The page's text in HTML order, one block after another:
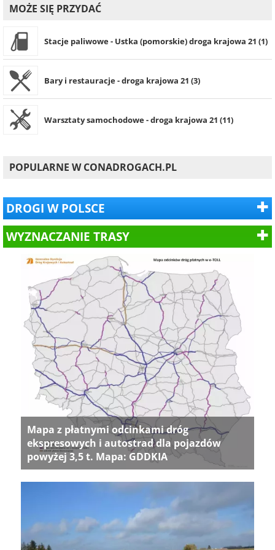
MOŻE SIĘ PRZYDAĆ
Stacje paliwowe - Ustka (pomorskie) droga krajowa 21 (1)
Bary i restauracje - droga krajowa 21 (3)
Warsztaty samochodowe - droga krajowa 21 (11)
POPULARNE W CONADROGACH.PL
DROGI W POLSCE
WYZNACZANIE TRASY
Mapa z płatnymi odcinkami dróg
ekspresowych i autostrad dla pojazdów
powyżej 3,5 t. Mapa: GDDKIA